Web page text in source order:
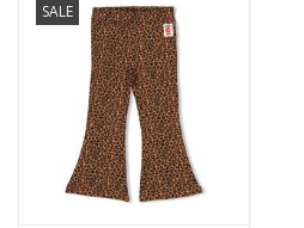
SALE